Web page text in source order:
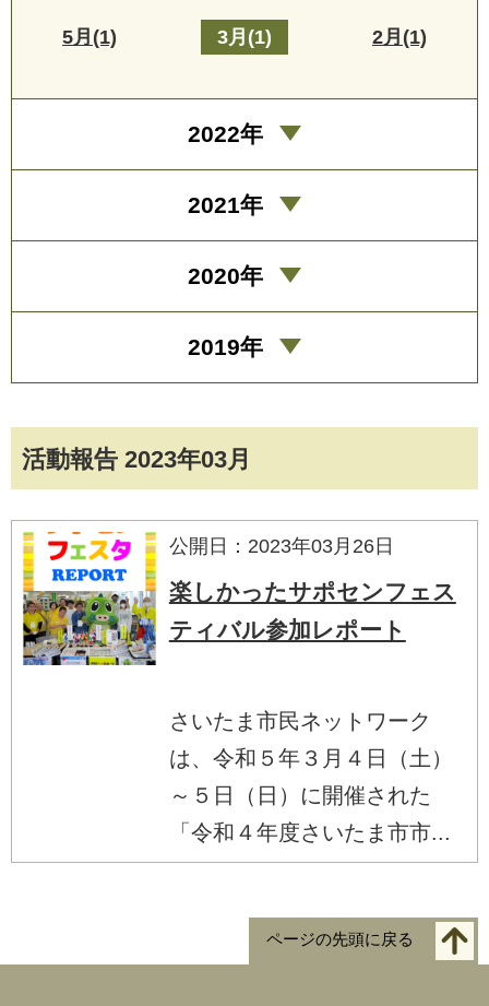
活動報告 2023年03月
公開日：2023年03月26日
楽しかったサポセンフェス
ティバル参加レポート
さいたま市民ネットワーク
は、令和５年３月４日（土）
～５日（日）に開催された
「令和４年度さいたま市市...
5月(1) 3月(1) 2月(1)
2022年
2021年
2020年
2019年
ページの先頭に戻る